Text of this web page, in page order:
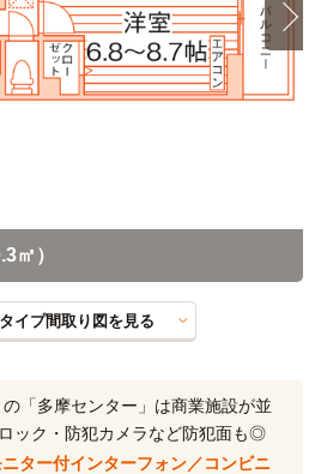
㎡）
イプ間取り図を見る
「多摩センター」は商業施設が並
ック・防犯カメラなど防犯面も◎
ター付インターフォン／コンビニ